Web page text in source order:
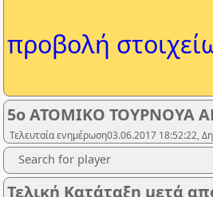
προβολή
5ο ΑΤΟΜΙΚΟ ΤΟΥΡΝΟΥΑ
Τελευταία ενημέρωση03.06.2017 18:52:22,
Search for player
Τελική Κατάταξη μετά